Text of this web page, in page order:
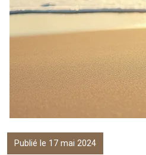
Publié le 17 mai 2024